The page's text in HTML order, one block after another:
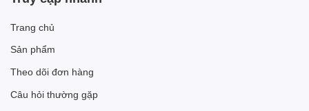
Trang chủ
Sản phẩm
Theo dõi đơn hàng
Câu hỏi thường gặp